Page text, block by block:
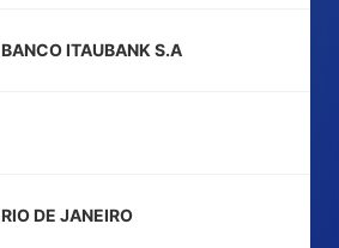
BANCO ITAUBANK S.A
RIO DE JANEIRO